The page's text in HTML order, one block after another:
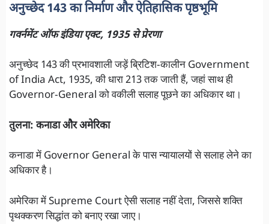
अनुच्छेद 143 का निर्माण और ऐतिहासिक पृष्ठभूमि
गवर्नमेंट ऑफ इंडिया एक्ट, 1935 से प्रेरणा
अनुच्छेद 143 की प्रभावशाली जड़ें ब्रिटिश‑कालीन Government
of India Act, 1935, की धारा 213 तक जाती हैं, जहां साथ ही
Governor‑General को वकीली सलाह पूछने का अधिकार था।
तुलना: कनाडा और अमेरिका
कनाडा में Governor General के पास न्यायालयों से सलाह लेने का
अधिकार है।
अमेरिका में Supreme Court ऐसी सलाह नहीं देता, जिससे शक्ति
पृथक्करण सिद्धांत को बनाए रखा जाए।